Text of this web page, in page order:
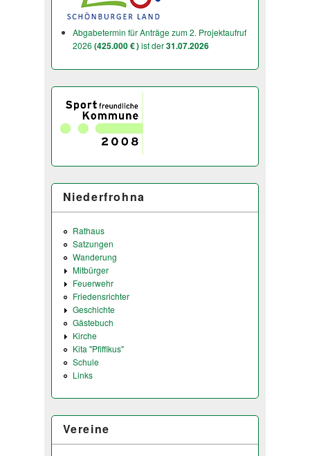
Abgabetermin für Anträge zum 2. Projektaufruf
2026 (425.000 € )ist der31.07.2026
Niederfrohna
Rathaus
Satzungen
Wanderung
Mitbürger
Feuerwehr
Friedensrichter
Geschichte
Gästebuch
Kirche
Kita "Pfiffikus"
Schule
Links
Vereine